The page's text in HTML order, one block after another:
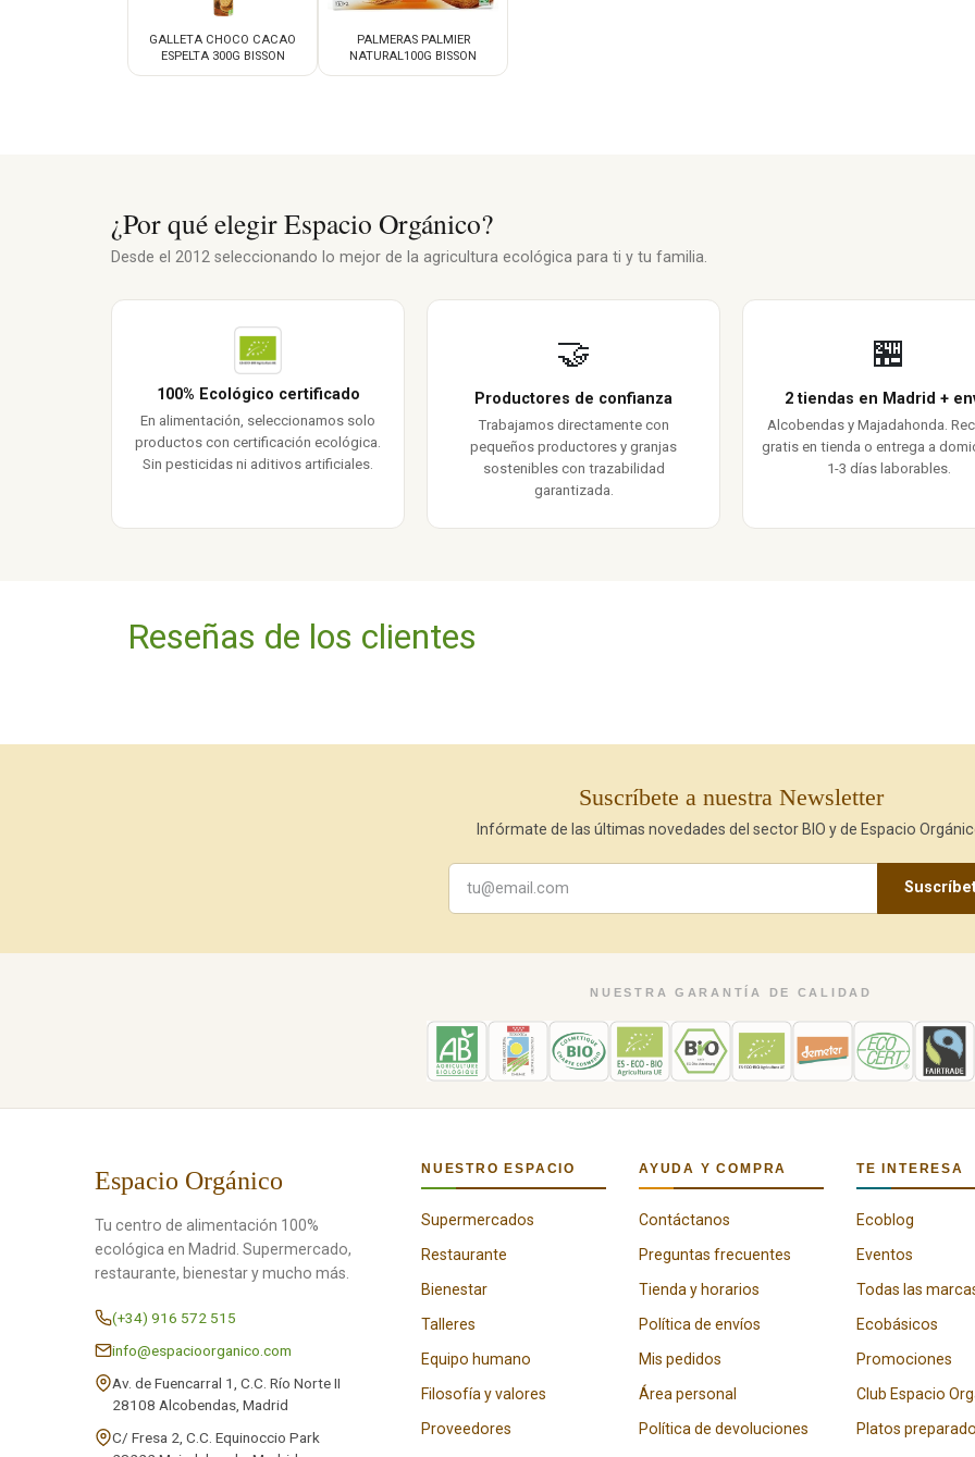
GALLETA CHOCO CACAO
ESPELTA 300G BISSON
PALMERAS PALMIER
NATURAL100G BISSON
¿Por qué elegir Espacio Orgánico?
Desde el 2012 seleccionando lo mejor de la agricultura ecológica para ti y tu familia.
100% Ecológico certificado
En alimentación, seleccionamos solo
productos con certificación ecológica.
Sin pesticidas ni aditivos artificiales.
🤝
Productores de confianza
Trabajamos directamente con
pequeños productores y granjas
sostenibles con trazabilidad
garantizada.
🏪
2 tiendas en Madrid +
Alcobendas y Majadahonda.
gratis en tienda o entrega a
1-3 días laborables.
Reseñas de los clientes
Suscríbete a nuestra Newsletter
Infórmate de las últimas novedades del sector BIO y de Espacio
NUESTRA GARANTÍA DE CALIDAD
Espacio Orgánico
Tu centro de alimentación 100%
ecológica en Madrid. Supermercado,
restaurante, bienestar y mucho más.
(+34) 916 572 515
info@espacioorganico.com
Av. de Fuencarral 1, C.C. Río Norte II
28108 Alcobendas, Madrid
C/ Fresa 2, C.C. Equinoccio Park
NUESTRO ESPACIO
Supermercados
Restaurante
Bienestar
Talleres
Equipo humano
Filosofía y valores
Proveedores
AYUDA Y COMPRA
Contáctanos
Preguntas frecuentes
Tienda y horarios
Política de envíos
Mis pedidos
Área personal
Política de devoluciones
TE INTERESA
Ecoblog
Eventos
Todas las
Ecobásicos
Promociones
Club Espacio
Platos